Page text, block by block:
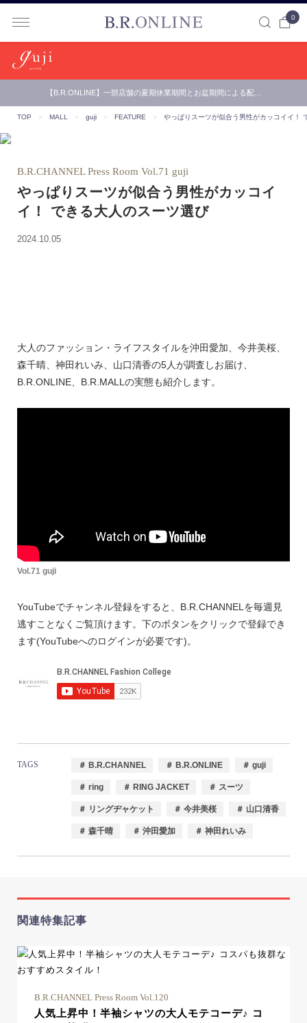
0
8/8(土)発売！ジップポケットが付いたBR別注ベルウィッチ
【B.R.ONLINE】一部店舗の夏期休業期間とお盆期間による配…
TOP ＞ MALL ＞ guji ＞ FEATURE ＞ やっぱりスーツが似合う男性がカッコイイ！
B.R.CHANNEL Press Room Vol.71 guji
やっぱりスーツが似合う男性がカッコイ
イ！ できる大人のスーツ選び
2024.10.05
大人のファッション・ライフスタイルを沖田愛加、今井美桜、
森千晴、神田れいみ、山口清香の5人が調査しお届け、
B.R.ONLINE、B.R.MALLの実態も紹介します。
Vol.71 guji
YouTubeでチャンネル登録をすると、B.R.CHANNELを毎週見
逃すことなくご覧頂けます。下のボタンをクリックで登録でき
ます(YouTubeへのログインが必要です)。
TAGS ＃ B.R.CHANNEL ＃ B.R.ONLINE ＃ guji
＃ ring ＃ RING JACKET ＃ スーツ
＃ リングヂャケット ＃ 今井美桜 ＃ 山口清香
＃ 森千晴 ＃ 沖田愛加 ＃ 神田れいみ
関連特集記事
B.R.CHANNEL Press Room Vol.120
人気上昇中！半袖シャツの大人モテコーデ♪ コ